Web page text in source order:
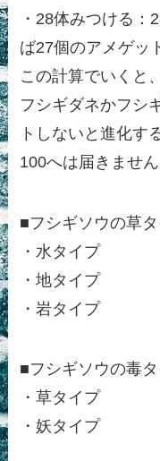
・28体みつける
ば27個のアメゲッ
この計算でいくと、
フシギダネかフシ
トしないと進化す
100へは届きません
■フシギソウの草
・水タイプ
・地タイプ
・岩タイプ
■フシギソウの毒
・草タイプ
・妖タイプ